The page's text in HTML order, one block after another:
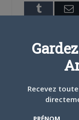
Tumblr
Recevez